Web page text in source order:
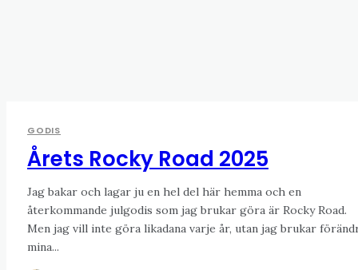
GODIS
Årets Rocky Road 2025
Jag bakar och lagar ju en hel del här hemma och en
återkommande julgodis som jag brukar göra är Rocky Road.
Men jag vill inte göra likadana varje år, utan jag brukar
mina...